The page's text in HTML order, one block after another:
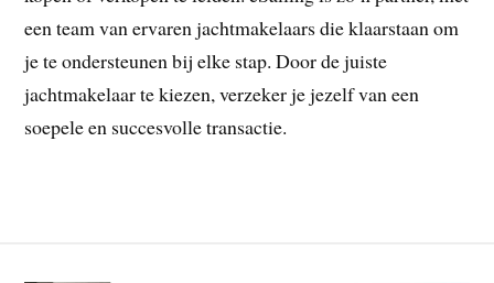
een team van ervaren jachtmakelaars die klaarstaan om
je te ondersteunen bij elke stap. Door de juiste
jachtmakelaar te kiezen, verzeker je jezelf van een
soepele en succesvolle transactie.